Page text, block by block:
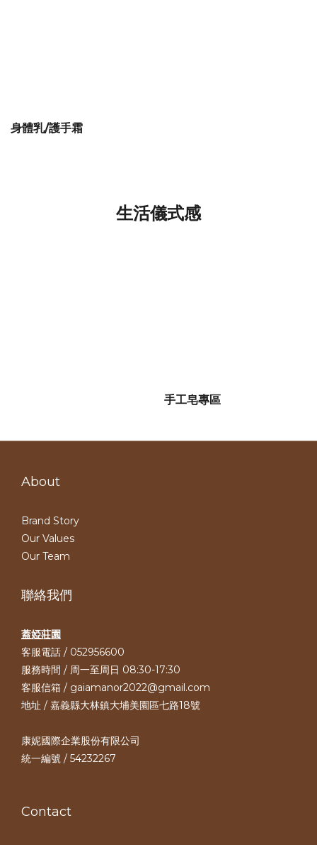
身體乳/護手霜
生活儀式感
手工皂專區
About
Brand Story
Our Values
Our Team
聯絡我們
蓋婭莊園
客服電話 / 052956600
服務時間 / 周一至周日 08:30-17:30
客服信箱 / gaiamanor2022@gmail.com
地址 / 嘉義縣大林鎮大埔美園區七路18號
康妮國際企業股份有限公司
統一編號 / 54232267
Contact